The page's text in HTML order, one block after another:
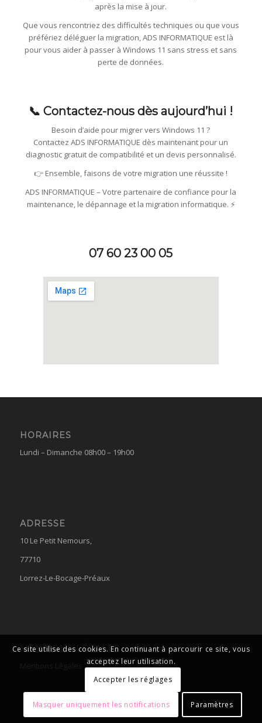
après la mise à jour.
Que vous rencontriez des difficultés techniques ou que vous
préfériez déléguer la migration, ADS INFORMATIQUE est là
pour vous aider à passer à Windows 11 sans stress et sans
perte de données.
📞 Contactez-nous dès aujourd’hui !
Besoin d’aide pour migrer vers Windows 11 ?
Contactez ADS INFORMATIQUE dès maintenant pour un
diagnostic gratuit de compatibilité et un devis personnalisé.
👉 Ensemble, faisons de votre migration une réussite !
ADS INFORMATIQUE – Votre partenaire de confiance pour la
maintenance, le dépannage et la migration informatique. ⚡
07 60 23 00 05
HORAIRES
Lundi – Dimanche 08h00 – 19h00
ADRESSE
10 Le Petit Nemours,
77710
Lorrez-Le-Bocage-Préaux
MENTIONS LÉGALES
Ce site utilise des cookies. En continuant à parcourir ce site, vous
acceptez leur utilisation.
Accepter les réglages
Masquer uniquement les notifications Paramètres